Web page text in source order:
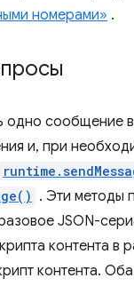
номерами» .
одно сообщение
и, при
. Эти методы
JSON-
контента в
контента.